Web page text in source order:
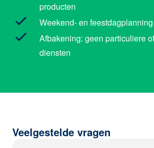
producten
Weekend- en feestdagplanning
Afbakening: geen particuliere
diensten
Veelgestelde vragen